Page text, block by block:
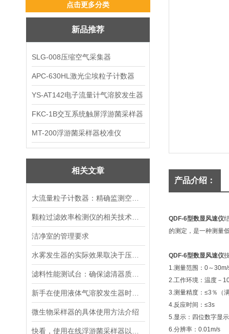
点击更多分类
新品推荐
SLG-008压缩空气采集器
APC-630HL激光尘埃粒子计数器
YS-AT142电子流量计气溶胶发生器
FKC-1B交互系统触屏浮游菌采样器
MT-200浮游菌采样器校准仪
相关文章
洁净室的管理要求
微生物采样器的具体使用方法介绍
产品介绍：
QDF-6型数显风速仪
的测定，是一种测量
QDF-6型数显风速仪
1.测量范围：0～30m/
2.工作环境：温度－
3.测量精度：≤3％（
4.反应时间：≤3s
5.显示：四位数字显示
6.分辨率：0.01m/s